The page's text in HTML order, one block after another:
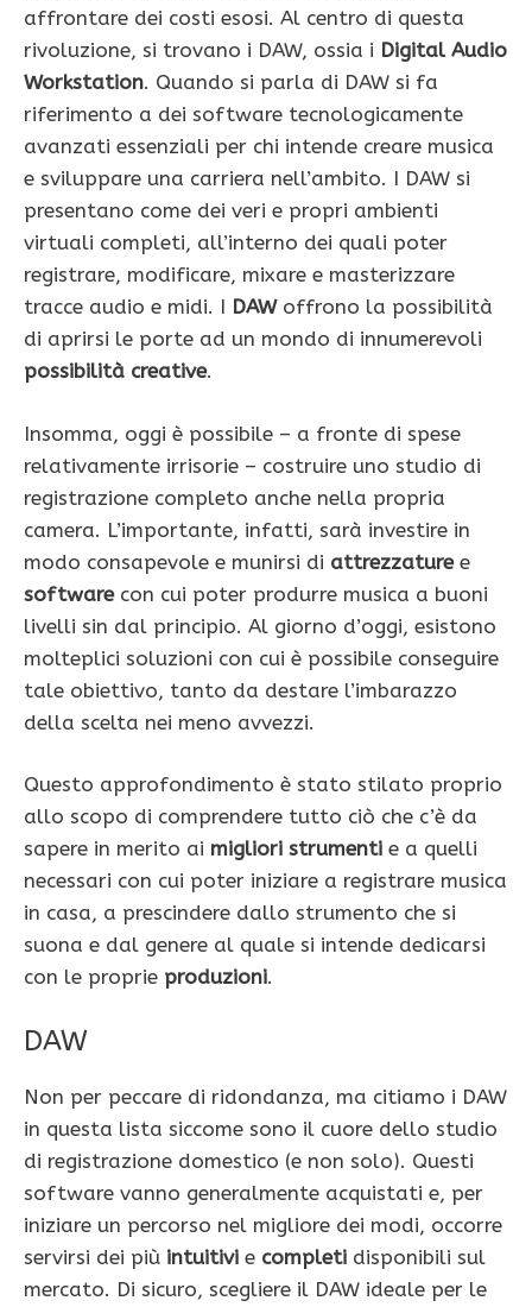
affrontare dei costi esosi. Al centro di questa
rivoluzione, si trovano i DAW, ossia i Digital Audio
Workstation. Quando si parla di DAW si fa
riferimento a dei software tecnologicamente
avanzati essenziali per chi intende creare musica
e sviluppare una carriera nell’ambito. I DAW si
presentano come dei veri e propri ambienti
virtuali completi, all’interno dei quali poter
registrare, modificare, mixare e masterizzare
tracce audio e midi. I DAWoffrono la possibilità
di aprirsi le porte ad un mondo di innumerevoli
possibilità creative.
Insomma, oggi è possibile – a fronte di spese
relativamente irrisorie – costruire uno studio di
registrazione completo anche nella propria
camera. L’importante, infatti, sarà investire in
modo consapevole e munirsi di attrezzaturee
softwarecon cui poter produrre musica a buoni
livelli sin dal principio. Al giorno d’oggi, esistono
molteplici soluzioni con cui è possibile conseguire
tale obiettivo, tanto da destare l’imbarazzo
della scelta nei meno avvezzi.
Questo approfondimento è stato stilato proprio
allo scopo di comprendere tutto ciò che c’è da
sapere in merito ai migliori strumenti e a quelli
necessari con cui poter iniziare a registrare musica
in casa, a prescindere dallo strumento che si
suona e dal genere al quale si intende dedicarsi
con le proprie produzioni.
DAW
Non per peccare di ridondanza, ma citiamo i DAW
in questa lista siccome sono il cuore dello studio
di registrazione domestico (e non solo). Questi
software vanno generalmente acquistati e, per
iniziare un percorso nel migliore dei modi, occorre
servirsi dei più intuitivi e completi disponibili sul
mercato. Di sicuro, scegliere il DAW ideale per le